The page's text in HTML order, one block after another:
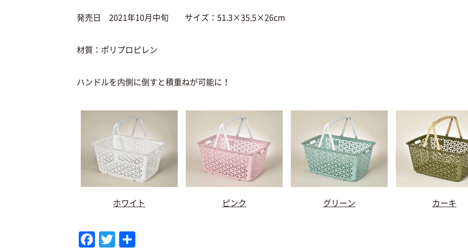
発売日 2021年10月中旬 サイズ：51.3×35.5×26cm
材質：ポリプロピレン
ハンドルを内側に倒すと積重ねが可能に！
ホワイト ピンク グリーン カーキ
F
T